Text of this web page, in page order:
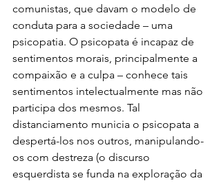
comunistas, que davam o modelo de
conduta para a sociedade – uma
psicopatia. O psicopata é incapaz de
sentimentos morais, principalmente a
compaixão e a culpa – conhece tais
sentimentos intelectualmente mas não
participa dos mesmos. Tal
distanciamento municia o psicopata a
despertá-los nos outros, manipulando-
os com destreza (o discurso
esquerdista se funda na exploração da